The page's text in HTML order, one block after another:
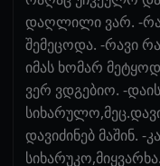
დაღლილი ვარ. -
შემეცოდა. -რავი
იმას ხომარ
ვერ ვდგებიო. -
დავიძინებ მაშინ. -